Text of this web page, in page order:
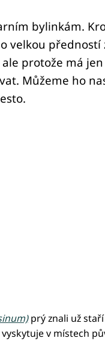
bylinkám.
velkou předností
protože má
Můžeme ho
prý znali už
v místech